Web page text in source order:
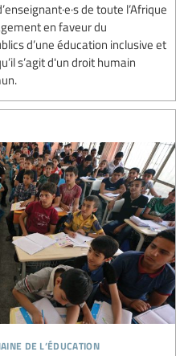
de toute l’Afrique
en faveur du
d’une éducation inclusive et
s’agit d'un droit humain
de l’éducation